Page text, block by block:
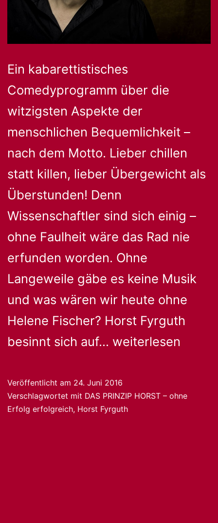
Ein kabarettistisches
Comedyprogramm über die
witzigsten Aspekte der
menschlichen Bequemlichkeit –
nach dem Motto. Lieber chillen
statt killen, lieber Übergewicht als
Überstunden! Denn
Wissenschaftler sind sich einig –
ohne Faulheit wäre das Rad nie
erfunden worden. Ohne
Langeweile gäbe es keine Musik
und was wären wir heute ohne
Helene Fischer? Horst Fyrguth
besinnt sich auf… Horst
„DAS
PRINZIP
weiterlesen
Veröffentlicht am 24. Juni 2016
Verschlagwortet mit DAS PRINZIP HORST – ohne
Erfolg erfolgreich, Horst Fyrguth